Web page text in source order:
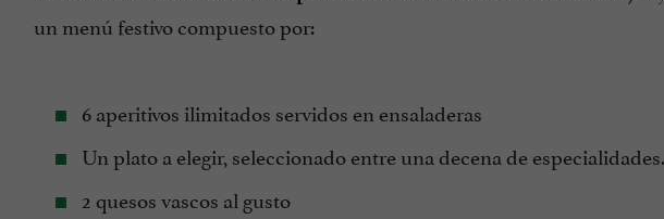
un menú festivo compuesto por:
6 aperitivos ilimitados servidos en ensaladeras
Un plato a elegir, seleccionado entre una decena de especialidades.
2 quesos vascos al gusto